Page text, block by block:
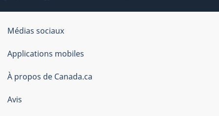
Organisation
du
gouvernement
du
Canada
Médias sociaux
Applications mobiles
À propos de Canada.ca
Avis